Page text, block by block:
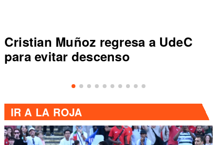
Cristian Muñoz regresa a UdeC
para evitar descenso
IR A LA ROJA